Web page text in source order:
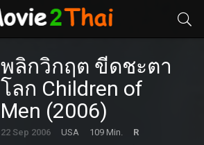
พลิกวิกฤต ขีดชะตา
โลก Children of
Men (2006)
22 Sep 2006 USA 109 Min.
R